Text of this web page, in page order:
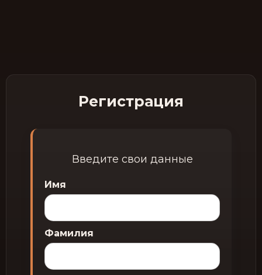
Регистрация
Введите свои данные
Имя
Фамилия